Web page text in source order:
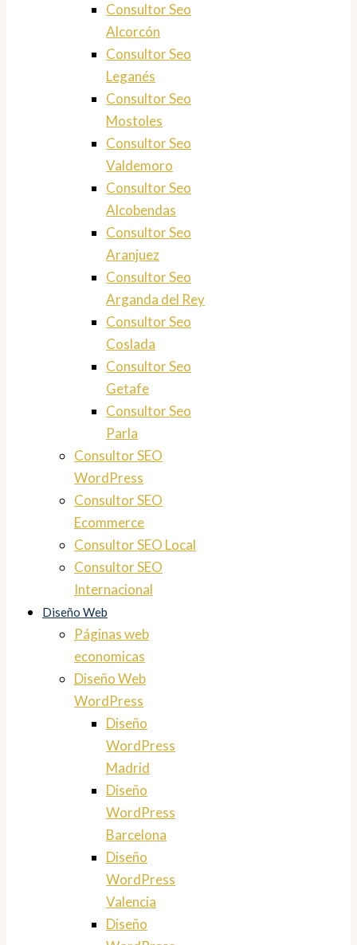
Consultor Seo
Alcorcón
Consultor Seo
Leganés
Consultor Seo
Mostoles
Consultor Seo
Valdemoro
Consultor Seo
Alcobendas
Consultor Seo
Aranjuez
Consultor Seo
Arganda del Rey
Consultor Seo
Coslada
Consultor Seo
Getafe
Consultor Seo
Parla
Consultor SEO
WordPress
Consultor SEO
Ecommerce
Consultor SEO Local
Consultor SEO
Internacional
Diseño Web
Páginas web
economicas
Diseño Web
WordPress
Diseño
WordPress
Madrid
Diseño
WordPress
Barcelona
Diseño
WordPress
Valencia
Diseño